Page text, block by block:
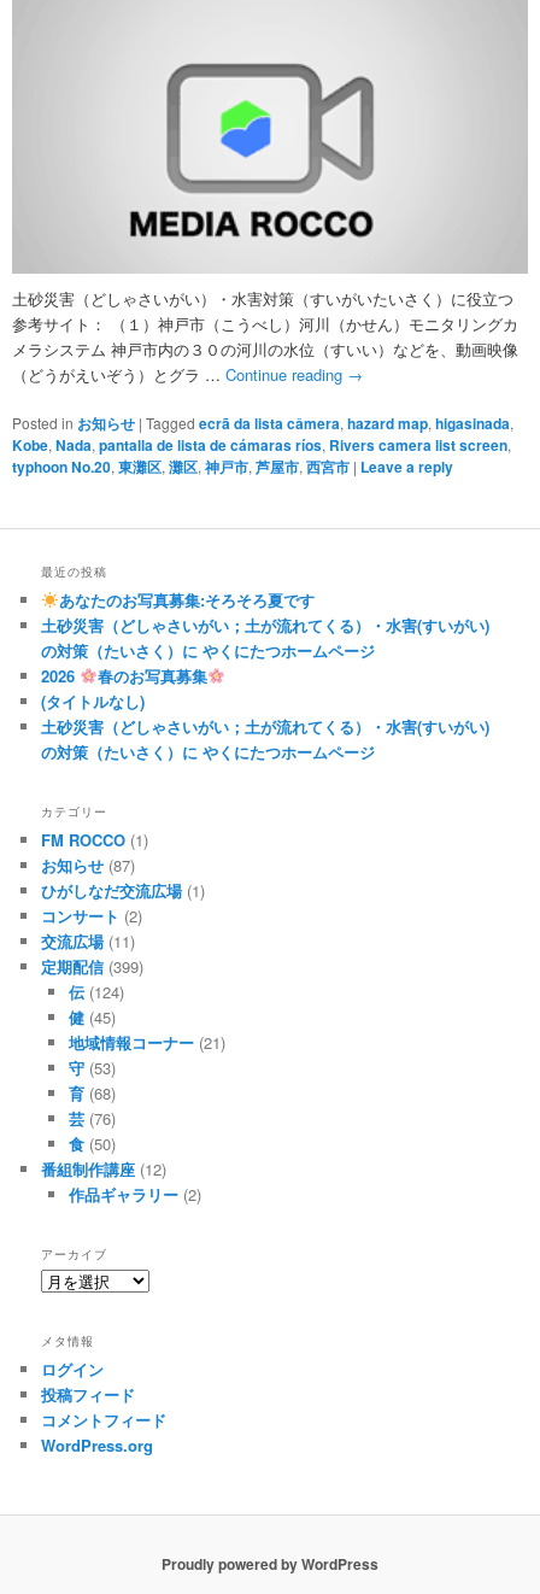
土砂災害（どしゃさいがい）・水害対策（すいがいたいさく）に役立つ
参考サイト： （１）神戸市（こうべし）河川（かせん）モニタリングカ
メラシステム 神戸市内の３０の河川の水位（すいい）などを、動画映像
（どうがえいぞう）とグラ …Continue reading →
Posted in お知らせ |Tagged ecrã da lista câmera,hazard map,higasinada,
Kobe,Nada,pantalla de lista de cámaras ríos, Rivers camera list screen,
typhoon No.20,東灘区,灘区,神戸市,芦屋市,西宮市 | Leave a reply
最近の投稿
あなたのお写真募集:そろそろ夏です
土砂災害（どしゃさいがい；土が流れてくる）・水害(すいがい)
の対策（たいさく）に やくにたつホームページ
2026
春のお写真募集
(タイトルなし)
土砂災害（どしゃさいがい；土が流れてくる）・水害(すいがい)
の対策（たいさく）に やくにたつホームページ
カテゴリー
FM ROCCO (1)
お知らせ (87)
ひがしなだ交流広場(1)
コンサート (2)
交流広場(11)
定期配信 (399)
伝(124)
健(45)
地域情報コーナー(21)
守(53)
育(68)
芸(76)
食(50)
番組制作講座 (12)
作品ギャラリー(2)
アーカイブ
ア
イ
ブ
メタ情報
ログイン
投稿フィード
コメントフィード
WordPress.org
Proudly powered by WordPress